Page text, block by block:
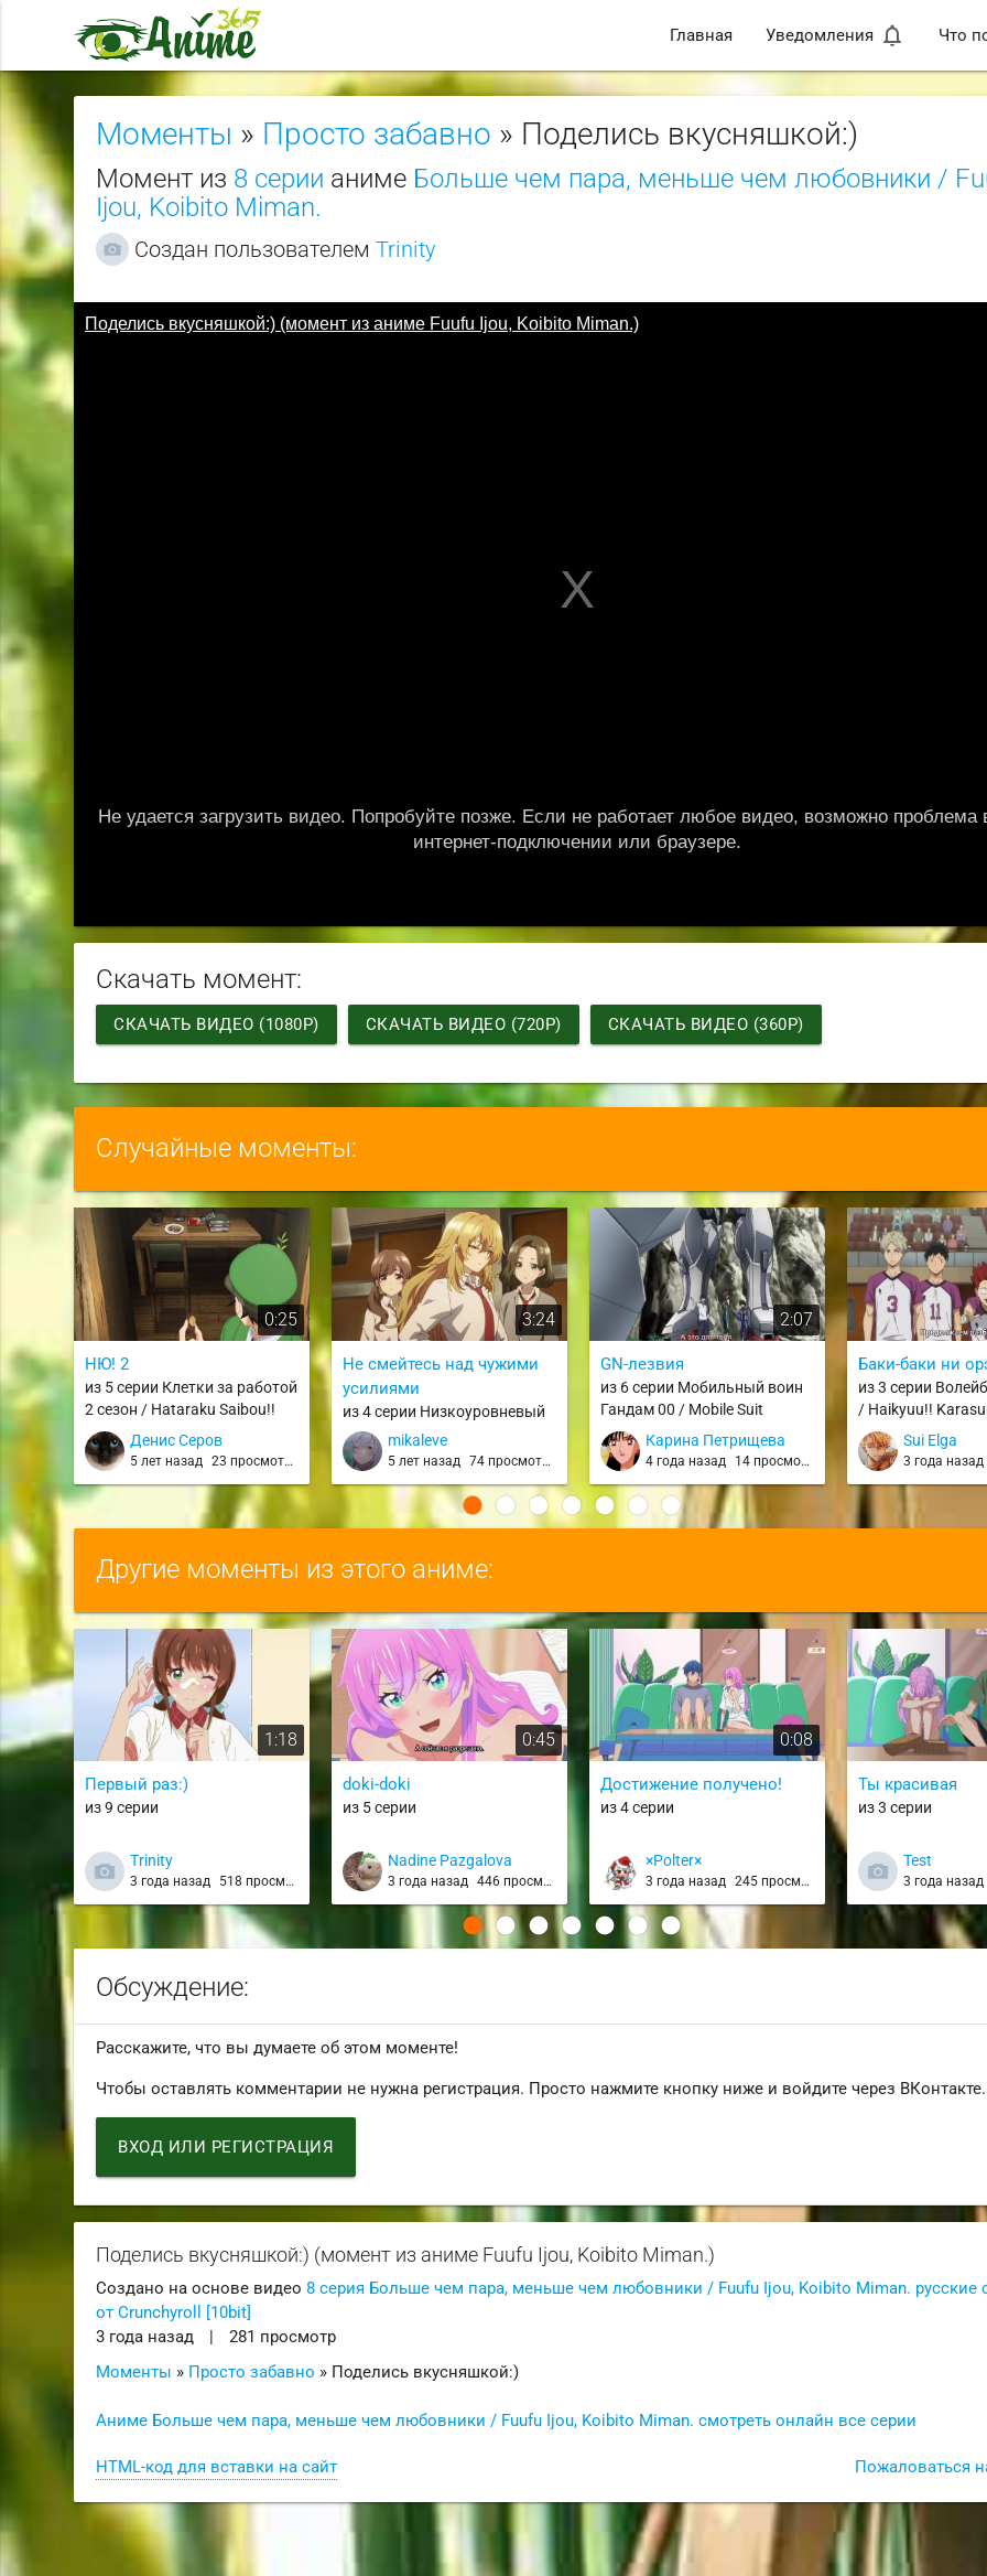
Главная Уведомления notifications_none Что
Моменты » Просто забавно » Поделись вкусняшкой:)
Момент из 8 серии аниме Больше чем пара, меньше чем любовники /
Ijou, Koibito Miman.
Создан пользователемTrinity
Скачать момент:
СКАЧАТЬ ВИДЕО (1080P) СКАЧАТЬ ВИДЕО (720P) СКАЧАТЬ ВИДЕО (360P)
Случайные моменты:
0:25
НЮ! 2
из 5 серии Клетки за работой
2 сезон / Hataraku Saibou!!
Денис Серов
5 лет назад 23 просмотра
3:24
Не смейтесь над чужими
усилиями
из 4 серии Низкоуровневый
персонаж Томодзаки / Jaku-
Chara Tomozaki-kun
mikaleve
5 лет назад 74 просмотра
2:07
GN-лезвия
из 6 серии Мобильный воин
Гандам 00 / Mobile Suit
Gundam 00 Season 1 / G00 S1
Карина Петрищева
4 года назад 14 просмотров
Баки-баки ни
из 3 серии
/ Haikyuu!!
vs. Shiratorizawa
Koukou / haikyuu3
Sui Elga
3 года назад
Другие моменты из этого аниме:
1:18
Первый раз:)
из 9 серии
Trinity
3 года назад 518 просмотров
0:45
doki-doki
из 5 серии
Nadine Pazgalova
3 года назад 446 просмотров
0:08
Достижение получено!
из 4 серии
×Polter×
3 года назад 245 просмотров
Ты красивая
из 3 серии
Test
3 года назад
Обсуждение:
Расскажите, что вы думаете об этом моменте!
Чтобы оставлять комментарии не нужна регистрация. Просто нажмите кнопку ниже и войдите через ВКонтакте.
ВХОД ИЛИ РЕГИСТРАЦИЯ
Поделись вкусняшкой:) (момент из аниме Fuufu Ijou, Koibito Miman.)
Создано на основе видео8 серия Больше чем пара, меньше чем любовники / Fuufu Ijou, Koibito Miman. русские
от Crunchyroll [10bit]
3 года назад
|
281 просмотр
Моменты » Просто забавно » Поделись вкусняшкой:)
Аниме Больше чем пара, меньше чем любовники / Fuufu Ijou, Koibito Miman. смотреть онлайн все серии
Пожаловаться
HTML-код для вставки на сайт